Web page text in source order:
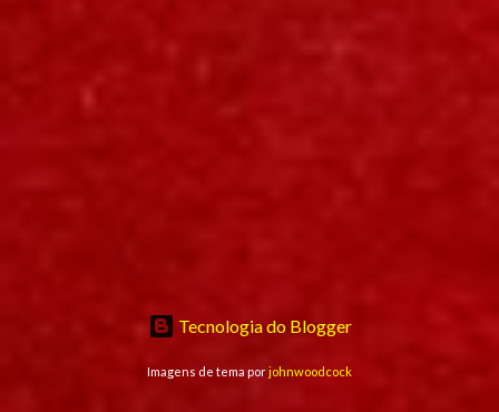
Tecnologia do Blogger
Imagens de tema porjohnwoodcock